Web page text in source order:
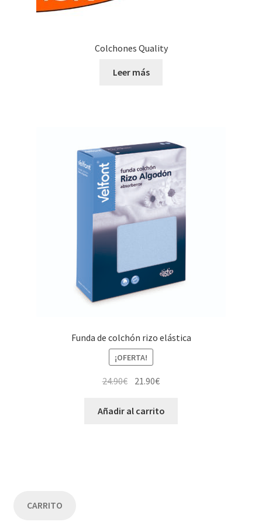
Colchones Quality
Leer más
Funda de colchón rizo elástica
¡OFERTA!
24.90€ El
original
21.90€El
actual
Añadir al carrito
CARRITO